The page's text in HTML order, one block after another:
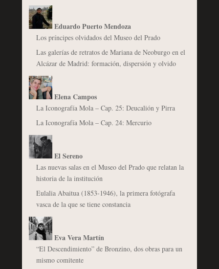
Eduardo Puerto Mendoza
Los príncipes olvidados del Museo del Prado
Las galerías de retratos de Mariana de Neoburgo en el
Alcázar de Madrid: formación, dispersión y olvido
Elena Campos
La Iconografía Mola – Cap. 25: Deucalión y Pirra
La Iconografía Mola – Cap. 24: Mercurio
El Sereno
Las nuevas salas en el Museo del Prado que relatan la
historia de la institución
Eulalia Abaitua (1853-1946), la primera fotógrafa
vasca de la que se tiene constancia
Eva Vera Martín
“El Descendimiento” de Bronzino, dos obras para un
mismo comitente